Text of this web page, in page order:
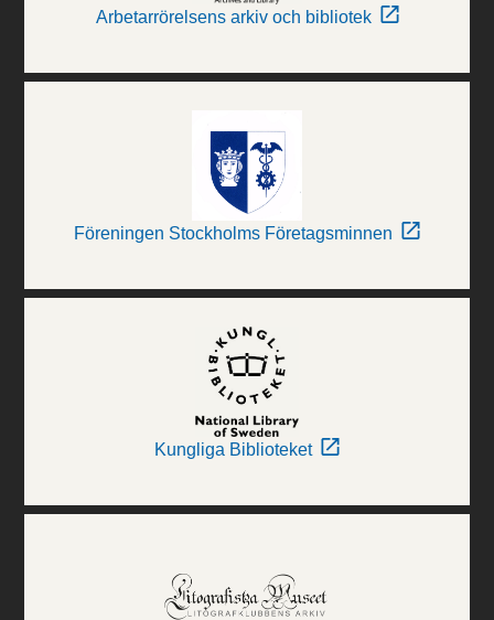
Arbetarrörelsens arkiv och bibliotek
Föreningen Stockholms Företagsminnen
Kungliga Biblioteket